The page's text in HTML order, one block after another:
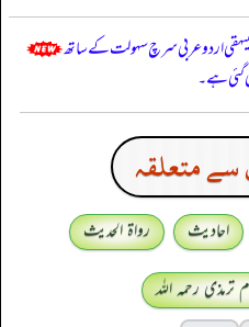
اردو عربی سرچ سہولت کے ساتھ
گئی ہے۔
متعلقہ
احادیث
رواۃ الحدیث
رحمہ اللہ